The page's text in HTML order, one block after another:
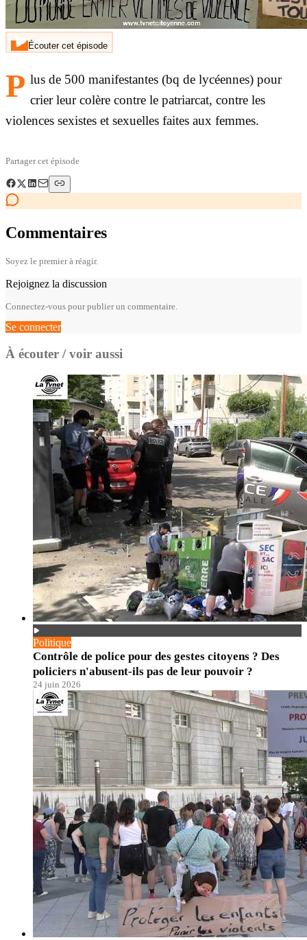
Écouter cet épisode
P lus de 500 manifestantes (bq de lycéennes) pour
crier leur colère contre le patriarcat, contre les
violences sexistes et sexuelles faites aux femmes.
Partager cet épisode
Commentaires
Soyez le premier à réagir.
Rejoignez la discussion
Connectez-vous pour publier un commentaire.
Se connecter
À écouter / voir aussi
Politique
Contrôle de police pour des gestes citoyens ? Des
policiers n'abusent-ils pas de leur pouvoir ?
24 juin 2026